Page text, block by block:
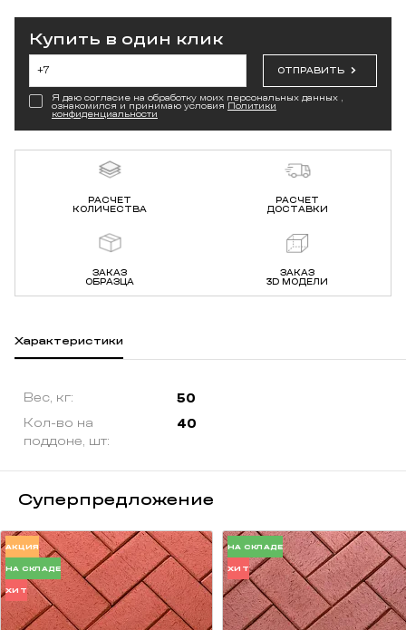
Купить в один клик
ОТПРАВИТЬ
Я даю согласие на обработку моих персональных данных ,
ознакомился и принимаю условия Политики
конфиденциальности
РАСЧЕТ
КОЛИЧЕСТВА
РАСЧЕТ
ДОСТАВКИ
ЗАКАЗ
ОБРАЗЦА
ЗАКАЗ
3D МОДЕЛИ
Характеристики
Вес, кг: 50
Кол-во на
поддоне, шт:
40
Суперпредложение
АКЦИЯ
НА СКЛАДЕ
ХИТ
НА СКЛАДЕ
ХИТ